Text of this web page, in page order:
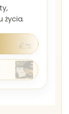
życia.